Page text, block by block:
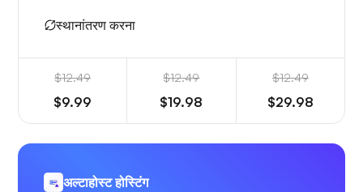
स्थानांतरण करना
$12.49
$9.99
$12.49
$19.98
$12.49
$29.98
अल्टाहोस्ट होस्टिंग